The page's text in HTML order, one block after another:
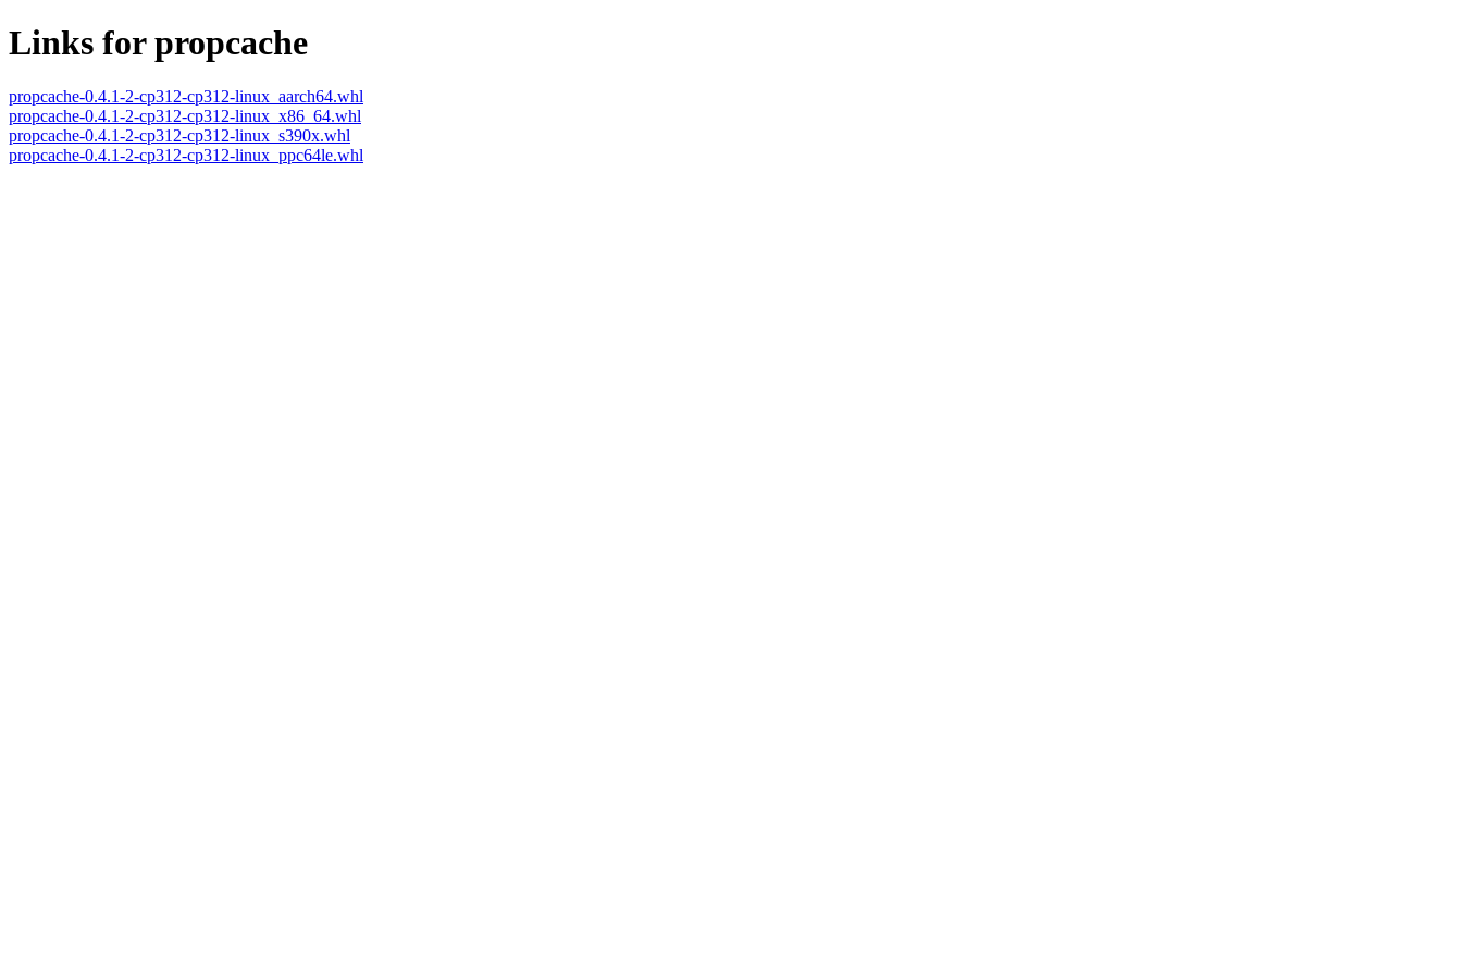
Links for propcache
propcache-0.4.1-2-cp312-cp312-linux_aarch64.whl
propcache-0.4.1-2-cp312-cp312-linux_x86_64.whl
propcache-0.4.1-2-cp312-cp312-linux_s390x.whl
propcache-0.4.1-2-cp312-cp312-linux_ppc64le.whl